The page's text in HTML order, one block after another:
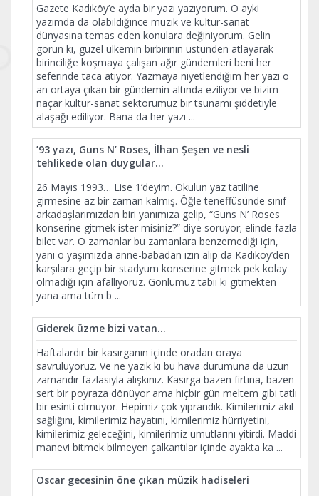
Gazete Kadıköy’e ayda bir yazı yazıyorum. O ayki
yazımda da olabildiğince müzik ve kültür-sanat
dünyasına temas eden konulara değiniyorum. Gelin
görün ki, güzel ülkemin birbirinin üstünden atlayarak
birinciliğe koşmaya çalışan ağır gündemleri beni her
seferinde taca atıyor. Yazmaya niyetlendiğim her yazı o
an ortaya çıkan bir gündemin altında eziliyor ve bizim
naçar kültür-sanat sektörümüz bir tsunami şiddetiyle
alaşağı ediliyor. Bana da her yazı ...
’93 yazı, Guns N’ Roses, İlhan Şeşen ve nesli
tehlikede olan duygular…
26 Mayıs 1993… Lise 1’deyim. Okulun yaz tatiline
girmesine az bir zaman kalmış. Öğle teneffüsünde sınıf
arkadaşlarımızdan biri yanımıza gelip, “Guns N’ Roses
konserine gitmek ister misiniz?” diye soruyor; elinde fazla
bilet var. O zamanlar bu zamanlara benzemediği için,
yani o yaşımızda anne-babadan izin alıp da Kadıköy’den
karşılara geçip bir stadyum konserine gitmek pek kolay
olmadığı için afallıyoruz. Gönlümüz tabii ki gitmekten
yana ama tüm b ...
Giderek üzme bizi vatan…
Haftalardır bir kasırganın içinde oradan oraya
savruluyoruz. Ve ne yazık ki bu hava durumuna da uzun
zamandır fazlasıyla alışkınız. Kasırga bazen fırtına, bazen
sert bir poyraza dönüyor ama hiçbir gün meltem gibi tatlı
bir esinti olmuyor. Hepimiz çok yıprandık. Kimilerimiz akıl
sağlığını, kimilerimiz hayatını, kimilerimiz hürriyetini,
kimilerimiz geleceğini, kimilerimiz umutlarını yitirdi. Maddi
manevi bitmek bilmeyen çalkantılar içinde ayakta ka ...
Oscar gecesinin öne çıkan müzik hadiseleri